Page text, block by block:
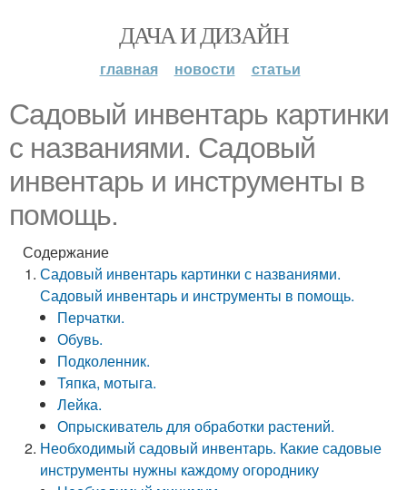
ДАЧА И ДИЗАЙН
главная новости статьи
Садовый инвентарь картинки
с названиями. Садовый
инвентарь и инструменты в
помощь.
Содержание
Садовый инвентарь картинки с названиями.
Садовый инвентарь и инструменты в помощь.
Перчатки.
Обувь.
Подколенник.
Тяпка, мотыга.
Лейка.
Опрыскиватель для обработки растений.
Необходимый садовый инвентарь. Какие садовые
инструменты нужны каждому огороднику